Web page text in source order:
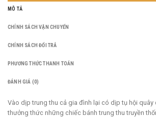
MÔ TẢ
CHÍNH SÁCH VẬN CHUYỂN
CHÍNH SÁCH ĐỔI TRẢ
PHƯƠNG THỨC THANH TOÁN
ĐÁNH GIÁ (0)
Vào dịp trung thu cả gia đình lại có dịp tụ hội quây
thưởng thức những chiếc bánh trung thu truyền